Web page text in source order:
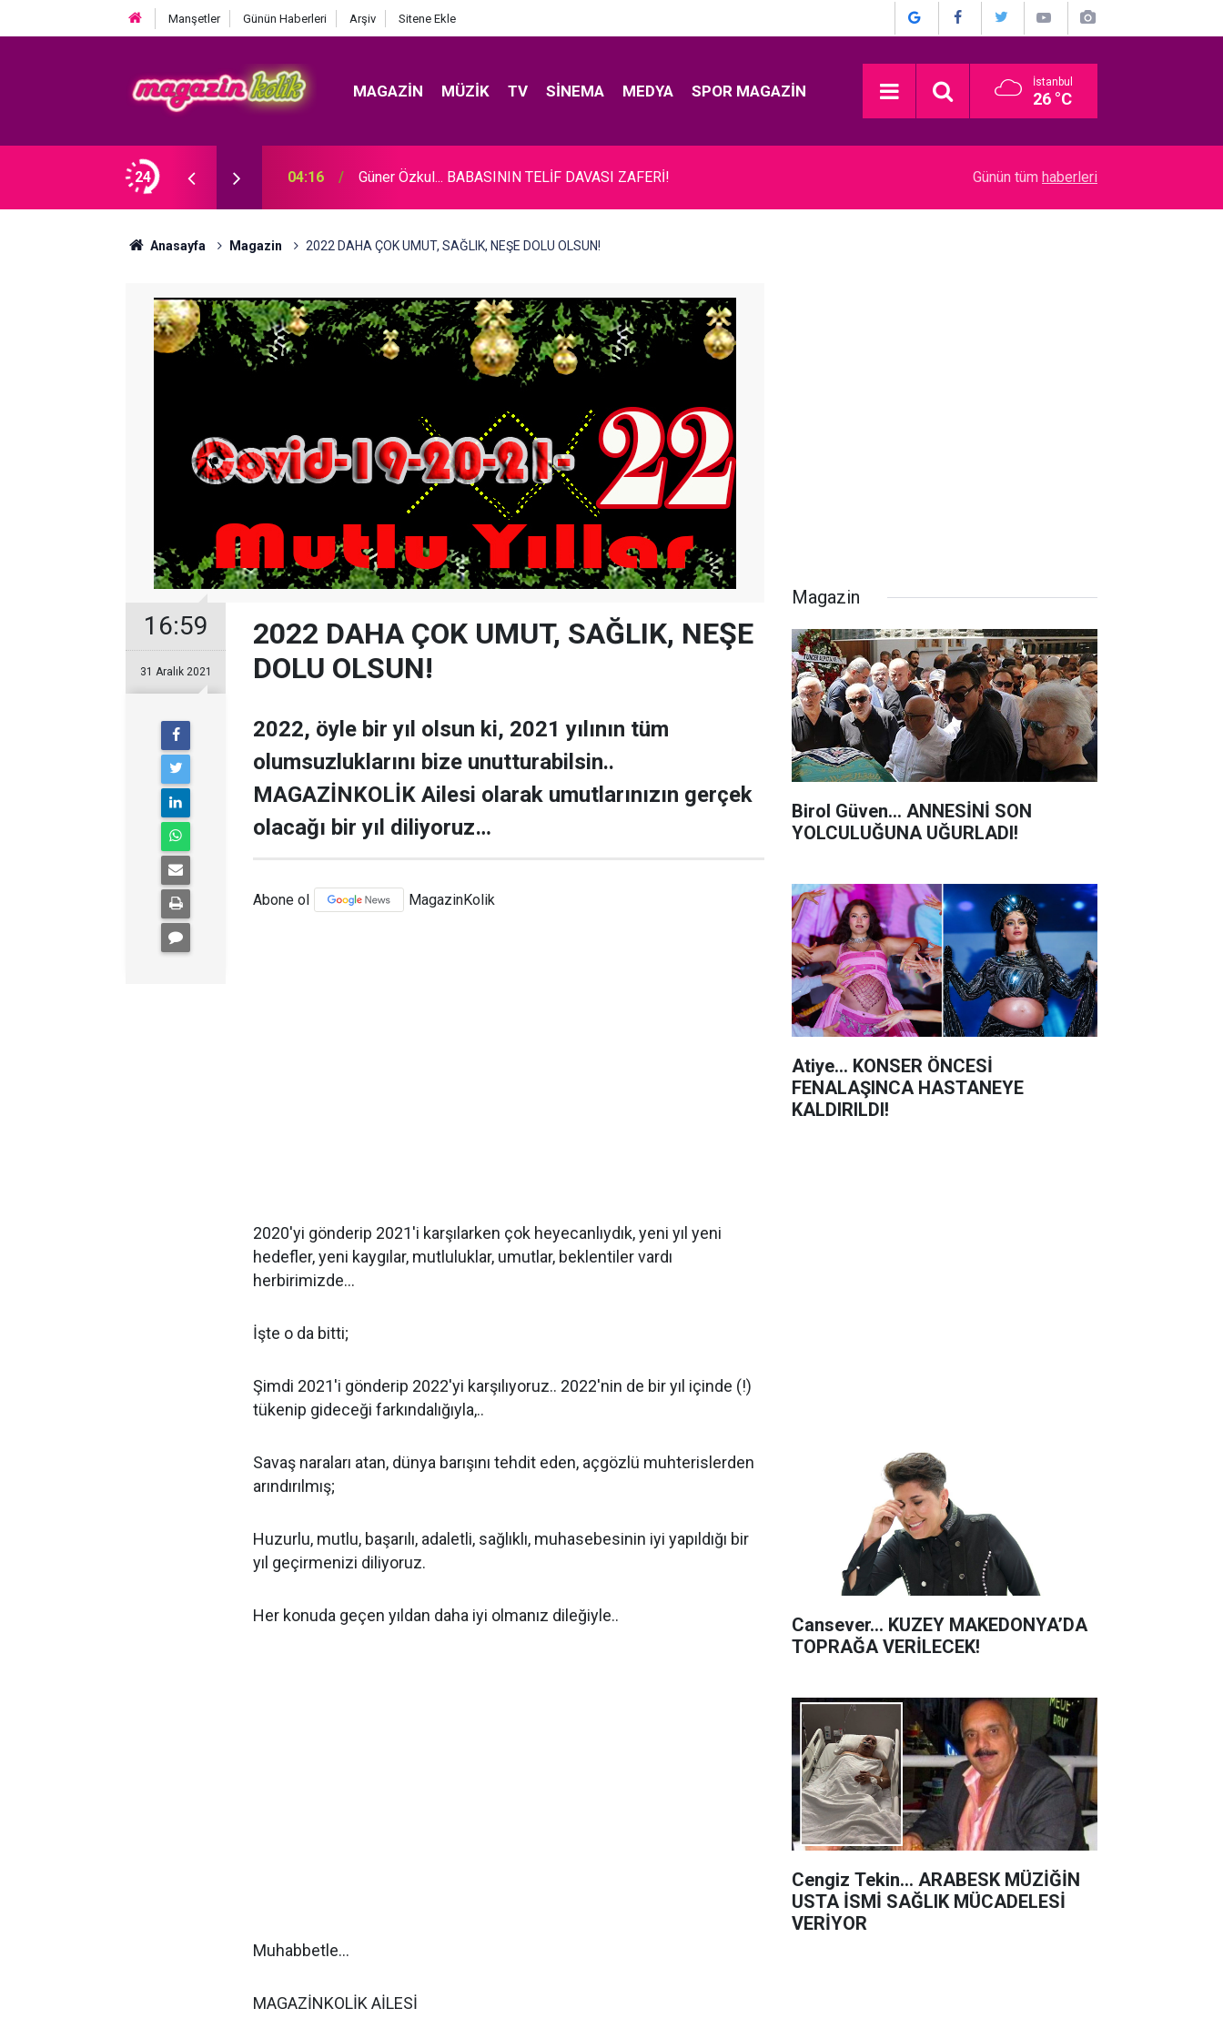
Manşetler Günün Haberleri Arşiv Sitene Ekle
MAGAZIN MÜZIK TV SINEMA MEDYA SPOR MAGAZIN İstanbul
26 °C
24
UĞURLADI! 04:16 Güner Özkul... BABASININ TELİF DAVASI ZAFERİ! Atiye... KONSER ÖNCESİ FENALAŞINCA
Günün tüm haberleri
Anasayfa Magazin 2022 DAHA ÇOK UMUT, SAĞLIK, NEŞE DOLU OLSUN!
16:59
31 Aralık 2021
2022 DAHA ÇOK UMUT, SAĞLIK, NEŞE
DOLU OLSUN!
2022, öyle bir yıl olsun ki, 2021 yılının tüm
olumsuzluklarını bize unutturabilsin..
MAGAZİNKOLİK Ailesi olarak umutlarınızın gerçek
olacağı bir yıl diliyoruz…
Abone ol MagazinKolik
2020'yi gönderip 2021'i karşılarken çok heyecanlıydık, yeni yıl yeni
hedefler, yeni kaygılar, mutluluklar, umutlar, beklentiler vardı
herbirimizde…
İşte o da bitti;
Şimdi 2021'i gönderip 2022'yi karşılıyoruz.. 2022'nin de bir yıl içinde (!)
tükenip gideceği farkındalığıyla,..
Savaş naraları atan, dünya barışını tehdit eden, açgözlü muhterislerden
arındırılmış;
Huzurlu, mutlu, başarılı, adaletli, sağlıklı, muhasebesinin iyi yapıldığı bir
yıl geçirmenizi diliyoruz.
Her konuda geçen yıldan daha iyi olmanız dileğiyle..
Muhabbetle...
MAGAZİNKOLİK AİLESİ
Magazin
Birol Güven... ANNESİNİ SON
YOLCULUĞUNA UĞURLADI!
Atiye... KONSER ÖNCESİ
FENALAŞINCA HASTANEYE
KALDIRILDI!
Cansever… KUZEY MAKEDONYA’DA
TOPRAĞA VERİLECEK!
Cengiz Tekin… ARABESK MÜZİĞİN
USTA İSMİ SAĞLIK MÜCADELESİ
VERİYOR